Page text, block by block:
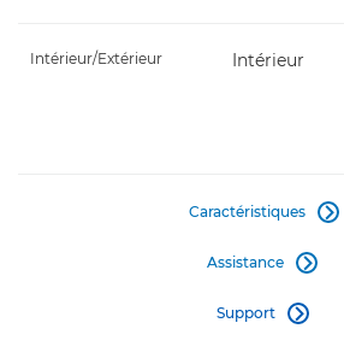
Intérieur/Extérieur Intérieur
Caractéristiques 
Assistance 
Support 